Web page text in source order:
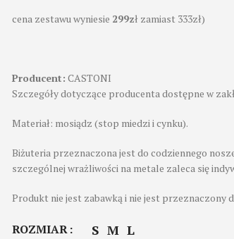
cena zestawu wyniesie 299zł zamiast 333zł)
Producent: CASTONI
Szczegóły dotyczące producenta dostępne w
Materiał: mosiądz (stop miedzi i cynku).
Biżuteria przeznaczona jest do codziennego
szczególnej wrażliwości na metale zaleca się
Produkt nie jest zabawką i nie jest przeznaczony
ROZMIAR S M L